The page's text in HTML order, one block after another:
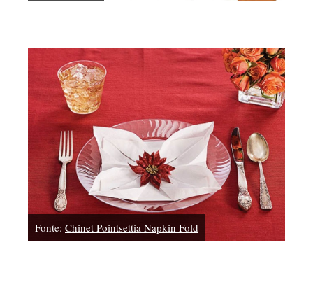
Fonte: Chinet Pointsettia Napkin Fold